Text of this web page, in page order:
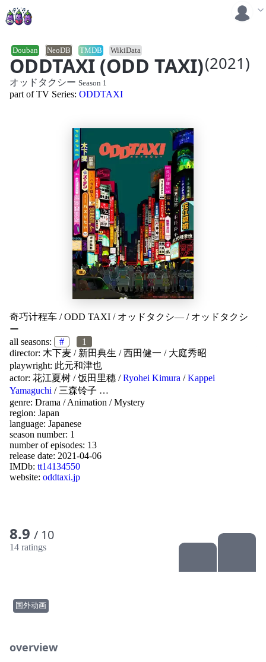
ODDTAXI (ODD TAXI) (2021)
Douban NeoDB TMDB WikiData
奇巧计程车 /ODD TAXI / オッドタクシ— / オッドタクシ
ー
all seasons:
#
1
director: 木下麦 / 新田典生 /西田健一 / 大庭秀昭
playwright: 此元和津也
actor: 花江夏树 /饭田里穗 /Ryohei Kimura /Kappei
Yamaguchi / 三森铃子 …
genre: Drama /Animation /Mystery
region: Japan
language: Japanese
season number: 1
number of episodes: 13
release date: 2021-04-06
IMDb: tt14134550
website: oddtaxi.jp
8.9 / 10
14 ratings
国外动画
オッドタクシー Season 1
part of TV Series: ODDTAXI
overview